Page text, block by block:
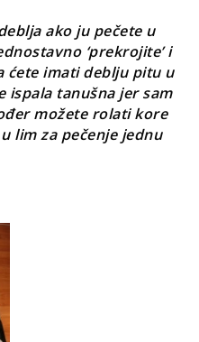
ako ju pečete u
‘prekrojite’ i
ćete imati deblju pitu u
ispala tanušna jer sam
možete rolati kore
lim za pečenje jednu